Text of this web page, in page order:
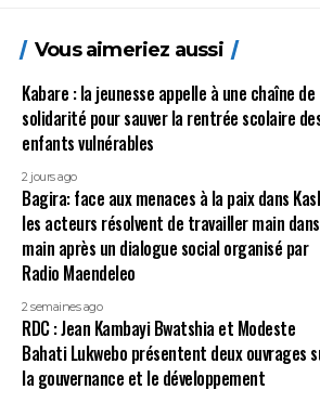
Vous aimeriez aussi
Kabare : la jeunesse appelle à une chaîne de
solidarité pour sauver la rentrée scolaire
enfants vulnérables
2 jours ago
Bagira: face aux menaces à la paix dans
les acteurs résolvent de travailler main
main après un dialogue social organisé par
Radio Maendeleo
2 semaines ago
RDC : Jean Kambayi Bwatshia et Modeste
Bahati Lukwebo présentent deux ouvrages
la gouvernance et le développement